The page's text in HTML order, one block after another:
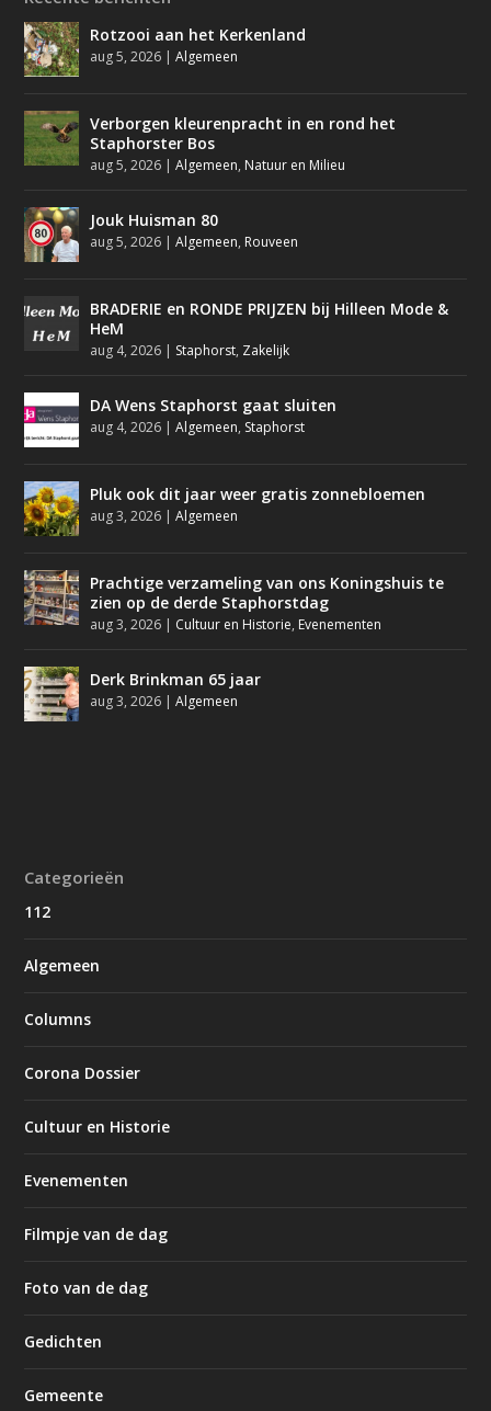
Rotzooi aan het Kerkenland
aug 5, 2026 |Algemeen
Verborgen kleurenpracht in en rond het
Staphorster Bos
aug 5, 2026 |Algemeen, Natuur en Milieu
Jouk Huisman 80
aug 5, 2026 |Algemeen, Rouveen
BRADERIE en RONDE PRIJZEN bij Hilleen Mode &
HeM
aug 4, 2026 | Staphorst, Zakelijk
DA Wens Staphorst gaat sluiten
aug 4, 2026 |Algemeen, Staphorst
Pluk ook dit jaar weer gratis zonnebloemen
aug 3, 2026 |Algemeen
Prachtige verzameling van ons Koningshuis te
zien op de derde Staphorstdag
aug 3, 2026 | Cultuur en Historie, Evenementen
Derk Brinkman 65 jaar
aug 3, 2026 |Algemeen
Categorieën
112
Algemeen
Columns
Corona Dossier
Cultuur en Historie
Evenementen
Filmpje van de dag
Foto van de dag
Gedichten
Gemeente